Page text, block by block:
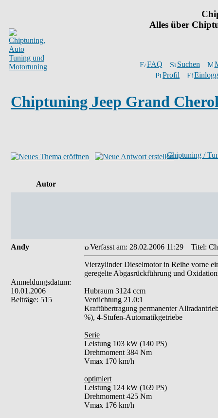
Alles über
FAQ Suchen
Profil
Chiptuning Jeep Grand
Chiptuning /
Autor
Andy
Anmeldungsdatum:
10.01.2006
Beiträge: 515
Verfasst am: 28.02.2006 11:29 Titel:
Vierzylinder Dieselmotor in Reihe vorne
geregelte Abgasrückführung und
Hubraum 3124 ccm
Verdichtung 21.0:1
Kraftübertragung permanenter
%), 4-Stufen-Automatikgetriebe
Serie
Leistung 103 kW (140 PS)
Drehmoment 384 Nm
Vmax 170 km/h
optimiert
Leistung 124 kW (169 PS)
Drehmoment 425 Nm
Vmax 176 km/h